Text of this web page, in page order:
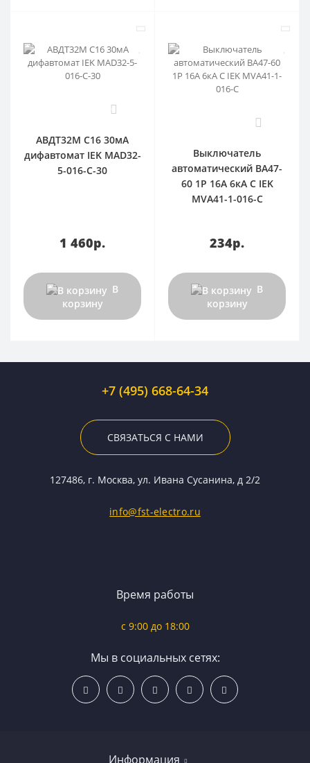
АВДТ32М С16 30мА
дифавтомат IEK MAD32-
5-016-C-30
1 460р.
В
корзину
Выключатель
автоматический ВА47-
60 1Р 16А 6кА С IEK
MVA41-1-016-C
234р.
В
корзину
+7 (495) 668-64-34
СВЯЗАТЬСЯ С НАМИ
127486, г. Москва, ул. Ивана Сусанина, д 2/2
info@fst-electro.ru
Информация
Время работы
c 9:00 до 18:00
Мы в социальных сетях: